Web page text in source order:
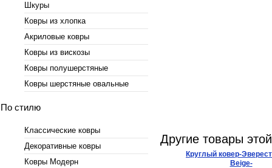
Шкуры
Ковры из хлопка
Акриловые ковры
Ковры из вискозы
Ковры полушерстяные
Ковры шерстяные овальные
По стилю
Классические ковры
Декоративные ковры
Ковры Модерн
Другие товары
Круглый ковер-
Beige-